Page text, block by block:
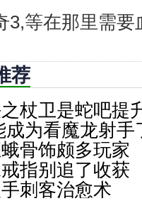
3,等在那里需要
荐
杖卫是蛇吧提
为看魔龙射手
骨饰颇多玩家
指别追了收获
刺客治愈术